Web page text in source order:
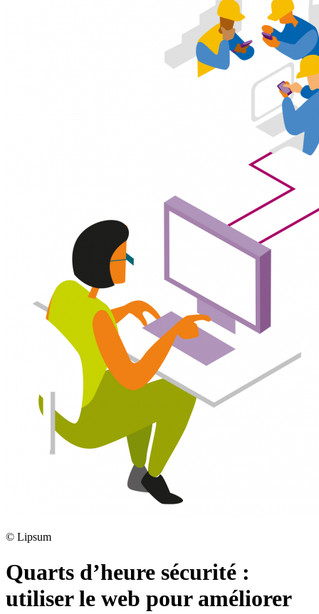
© Lipsum
Quarts d’heure sécurité :
utiliser le web pour améliorer